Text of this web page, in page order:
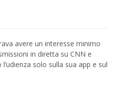
avere un interesse minimo
in diretta su CNN e
solo sulla sua app e sul